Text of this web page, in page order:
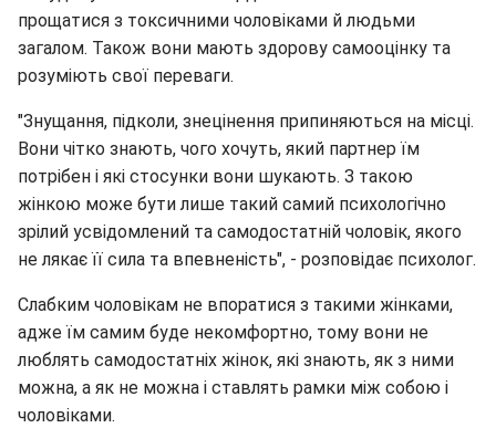
прощатися з токсичними чоловіками й людьми
загалом. Також вони мають здорову самооцінку та
розуміють свої переваги.
"Знущання, підколи, знецінення припиняються на місці.
Вони чітко знають, чого хочуть, який партнер їм
потрібен і які стосунки вони шукають. З такою
жінкою може бути лише такий самий психологічно
зрілий усвідомлений та самодостатній чоловік, якого
не лякає її сила та впевненість", - розповідає психолог.
Слабким чоловікам не впоратися з такими жінками,
адже їм самим буде некомфортно, тому вони не
люблять самодостатніх жінок, які знають, як з ними
можна, а як не можна і ставлять рамки між собою і
чоловіками.